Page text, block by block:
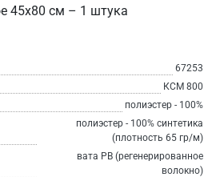
45х80 см – 1 штука
67253
КСМ 800
полиэстер - 100%
полиэстер - 100% синтетика
(плотность 65 гр/м)
вата РВ (регенерированное
волокно)